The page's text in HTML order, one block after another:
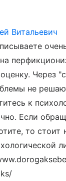
Витальевич
Через
не
к
Если
то стоит